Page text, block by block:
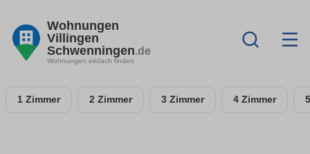
Wohnungen
Villingen
Schwenningen.de
Wohnungen einfach finden
1 Zimmer 2 Zimmer 3 Zimmer 4 Zimmer